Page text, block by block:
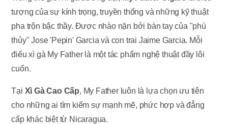
tượng của sự kính trọng, truyền thống và những kỹ thuật
pha trộn bậc thầy. Được nhào nặn bởi bàn tay của "phù
thủy" Jose 'Pepin' Garcia và con trai Jaime Garcia. Mỗi
điếu xì gà My Father là một tác phẩm nghệ thuật đầy lôi
cuốn.
Tại Xì Gà Cao Cấp, My Father luôn là lựa chọn ưu tiên
cho những ai tìm kiếm sự mạnh mẽ, phức hợp và đẳng
cấp khác biệt từ Nicaragua.